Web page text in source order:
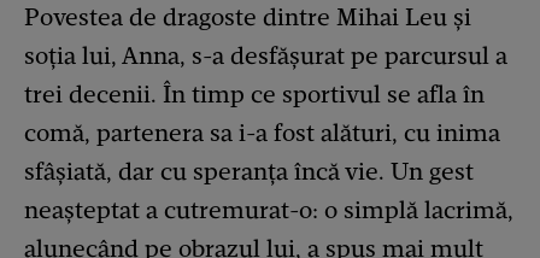
Povestea de dragoste dintre Mihai Leu și
soția lui, Anna, s-a desfășurat pe parcursul a
trei decenii. În timp ce sportivul se afla în
comă, partenera sa i-a fost alături, cu inima
sfâșiată, dar cu speranța încă vie. Un gest
neașteptat a cutremurat-o: o simplă lacrimă,
alunecând pe obrazul lui, a spus mai mult